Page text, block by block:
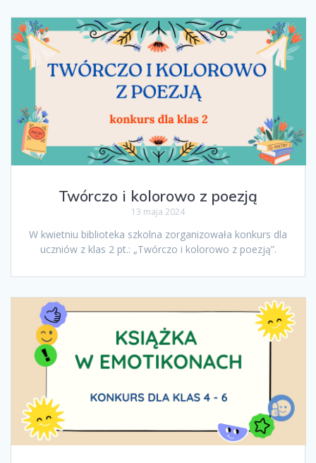
Twórczo i kolorowo z poezją
13 maja 2024
W kwietniu biblioteka szkolna zorganizowała konkurs dla
uczniów z klas 2 pt.: „Twórczo i kolorowo z poezją”.